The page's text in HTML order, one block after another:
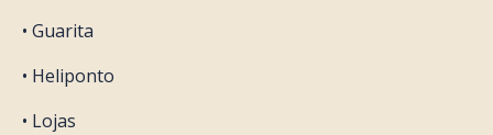
• Guarita
• Heliponto
• Lojas